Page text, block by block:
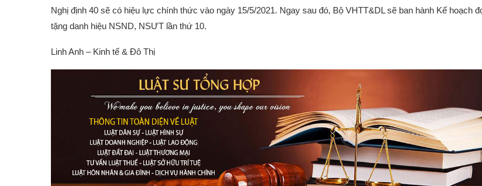
Nghị định 40 sẽ có hiệu lực chính thức vào ngày 15/5/2021. Ngay sau đó, Bộ VHTT&DL sẽ ban hành Kế hoạch
tặng danh hiệu NSND, NSƯT lần thứ 10.
Linh Anh – Kinh tế & Đô Thị